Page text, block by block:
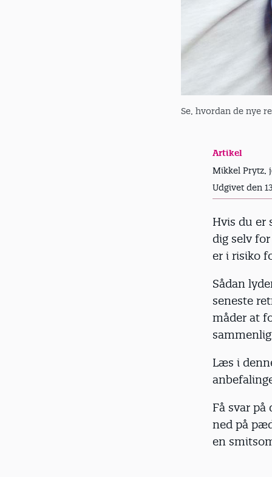
Se, hvordan de nye
Artikel
Mikkel Prytz,
Udgivet den
Hvis du er
dig selv
er i risiko
Sådan
seneste
måder at
Læs i
Få svar
ned på
en